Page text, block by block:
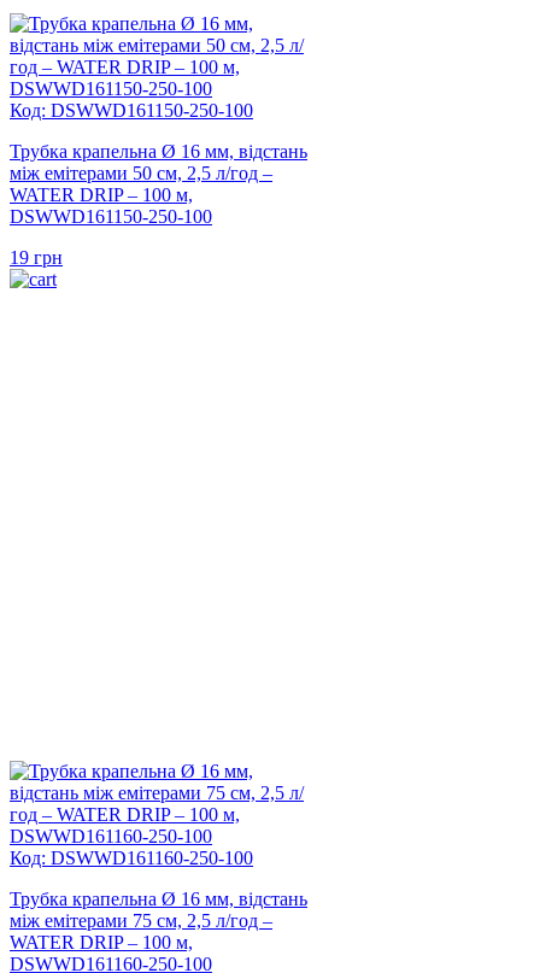
Код: DSWWD161150-250-100
Трубка крапельна Ø 16 мм, відстань
між емітерами 50 см, 2,5 л/год –
WATER DRIP – 100 м,
DSWWD161150-250-100
19 грн
Код: DSWWD161160-250-100
Трубка крапельна Ø 16 мм, відстань
між емітерами 75 см, 2,5 л/год –
WATER DRIP – 100 м,
DSWWD161160-250-100